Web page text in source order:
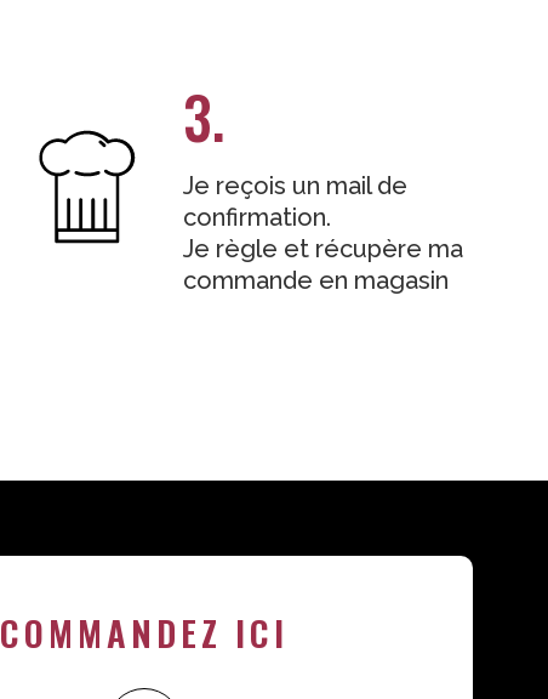
3.
Je reçois un mail de
confirmation.
Je règle et récupère ma
commande en magasin
COMMANDEZ ICI